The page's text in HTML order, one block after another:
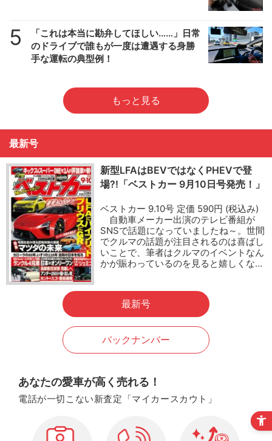
5
「これは本当に勘弁してほしい……」日常
のドライブで誰もが一度は遭遇する身勝
手な運転の典型例！
もっと見る
最新号
新型LFAはBEVではなくPHEVで登
場?!「ベストカー 9月10日号発売！」
ベストカー 9.10号 定価 590円 (税込み)
自動車メーカー出演のテレビ番組が
SNSで話題になっていましたね～。世間
でクルマの話題が注目されるのは喜ばし
いことで、筆者はクルマのイベントなん
かが賑わっているのを見ると嬉しくな…
最新号
バックナンバー
あなたの愛車が高く売れる！
電話が一切こない新査定「マイカースカウト」